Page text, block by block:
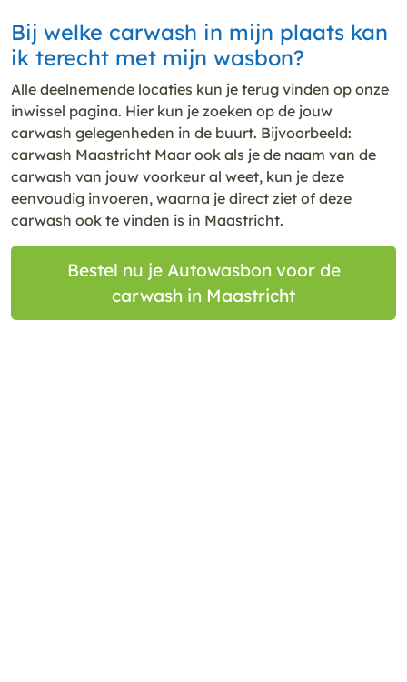
Bij welke carwash in mijn plaats kan
ik terecht met mijn wasbon?
Alle deelnemende locaties kun je terug vinden op onze
inwissel pagina. Hier kun je zoeken op de jouw
carwash gelegenheden in de buurt. Bijvoorbeeld:
carwash Maastricht Maar ook als je de naam van de
carwash van jouw voorkeur al weet, kun je deze
eenvoudig invoeren, waarna je direct ziet of deze
carwash ook te vinden is in Maastricht.
Bestel nu je Autowasbon voor de
carwash in Maastricht